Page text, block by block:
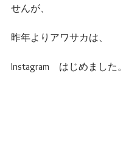
せんが、
昨年よりアワサカは、
Instagram　はじめました。